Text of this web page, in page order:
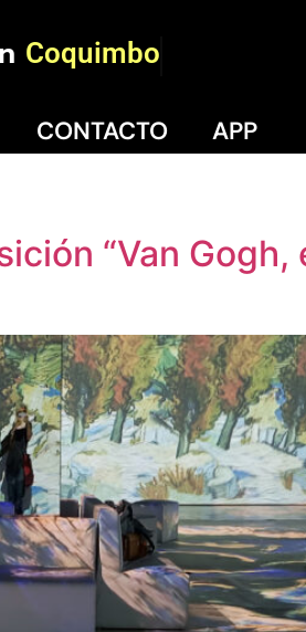
Coquimbo
CONTACTO APP
“Van Gogh,